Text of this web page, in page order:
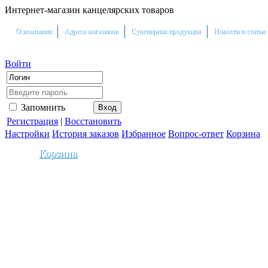
Интернет-магазин канцелярских товаров
О компании Адреса магазинов Сувенирная продукция Новости и статьи
Войти
Запомнить
Регистрация | Восстановить
Настройки История заказов Избранное Вопрос-ответ Корзина
Корзина